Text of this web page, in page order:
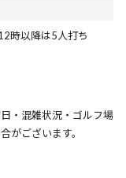
時以降は5人打ち
・混雑状況・ゴルフ場
がございます。